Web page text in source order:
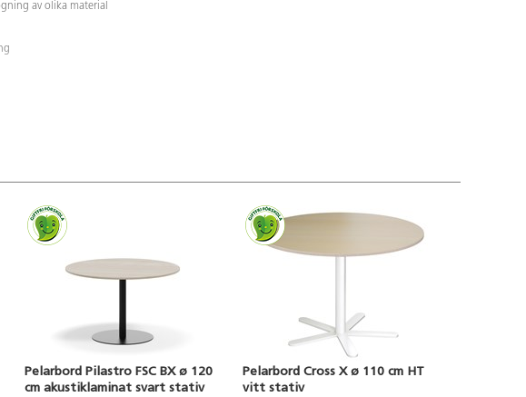
av olika material
Pelarbord Pilastro FSC BX ø 120
cm akustiklaminat svart stativ
Pelarbord Cross X ø 110 cm HT
vitt stativ